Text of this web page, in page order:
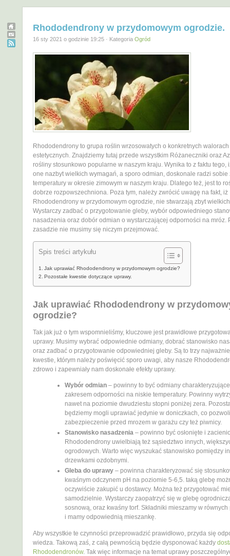
Rhododendrony w przydomowym ogrodzie.
16 sty 2021 o godzinie 19:25 · Kategoria Ogród
Rhododendrony to grupa roślin wrzosowatych o konkretnych walorach
estetycznych. Znajdziemy tutaj przede wszystkim Różaneczniki oraz
rośliny stosunkowo popularne w naszym kraju. Wynika to z faktu tego,
one nazbyt wielkich wymagań, a sporo odmian, doskonale radzi sobie
temperatury w okresie zimowym w naszym kraju. Dlatego też, jest to
dobrze rozpowszechniona. Poza tym, należy zwrócić uwagę na fakt, iż
Rhododendrony w przydomowym ogrodzie, nie stwarzają zbyt
Wystarczy zadbać o przygotowanie gleby, wybór odpowiedniego
nasadzenia oraz dobór odmian o wystarczającej odporności na mróz.
zasadzie nie musimy się niczym przejmować.
Spis treści artykułu
Jak uprawiać Rhododendrony w przydomowym ogrodzie?
Pozostałe kwestie dotyczące uprawy.
Jak uprawiać Rhododendrony w
ogrodzie?
Tak jak już o tym wspomnieliśmy, kluczowe jest prawidłowe
uprawy. Musimy wybrać odpowiednie odmiany, dobrać stanowisko
oraz zadbać o przygotowanie odpowiedniej gleby. Są to trzy
kwestie, którym należy poświęcić sporo uwagi, aby nasze
zdrowo i zapewniały nam doskonałe efekty uprawy.
Wybór odmian – powinny to być odmiany
zakresem odporności na niskie temperatury. Powinny
nawet na poziomie dwudziestu stopni poniżej zera.
będziemy mogli uprawiać jedynie w doniczkach, co
zabezpieczenie przed mrozem w garażu czy też piwnicy.
Stanowisko nasadzenia – powinno być osłonięte i
Rhododendrony uwielbiają też sąsiedztwo innych,
ogrodowych. Warto więc wyszukać stanowisko pomiędzy
drzewkami ozdobnymi.
Gleba do uprawy – powinna charakteryzować się
kwaśnym odczynem pH na poziomie 5-6,5. taką glebę
oczywiście zakupić u dostawcy. Można też przygotować
samodzielnie. Wystarczy zaopatrzyć się w glebę
sosnową, oraz kwaśny torf. Składniki mieszamy w
i mamy odpowiednią mieszankę.
Aby wszystkie te czynności przeprowadzić prawidłowo, przyda się
wiedza. Takową zaś, z całą pewnością będzie dysponować każdy
Rhododendronów. Tak więc informacje na temat uprawy